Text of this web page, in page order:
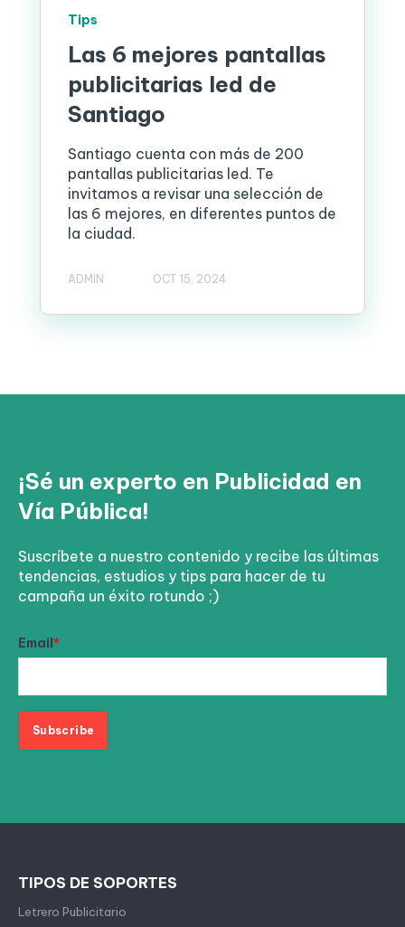
Tips
Las 6 mejores pantallas
publicitarias led de
Santiago
Santiago cuenta con más de 200
pantallas publicitarias led. Te
invitamos a revisar una selección de
las 6 mejores, en diferentes puntos de
la ciudad.
ADMIN OCT 15, 2024
¡Sé un experto en Publicidad en
Vía Pública!
Suscríbete a nuestro contenido y recibe las últimas
tendencias, estudios y tips para hacer de tu
campaña un éxito rotundo ;)
Email*
TIPOS DE SOPORTES
Letrero Publicitario